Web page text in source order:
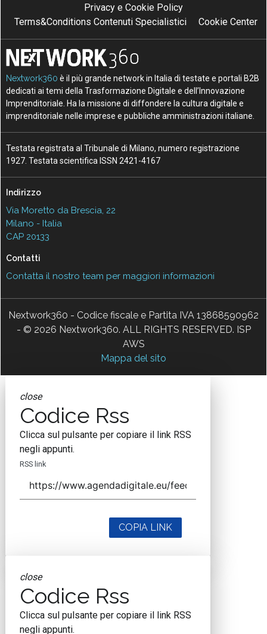
Privacy e Cookie Policy
Terms&Conditions Contenuti Specialistici
Cookie Center
Nextwork360 è il più grande network in Italia di testate e portali B2B
dedicati ai temi della Trasformazione Digitale e dell’Innovazione
Imprenditoriale. Ha la missione di diffondere la cultura digitale e
imprenditoriale nelle imprese e pubbliche amministrazioni italiane.
Testata registrata al Tribunale di Milano, numero registrazione
1927. Testata scientifica ISSN 2421-4167
Indirizzo
Via Moretto da Brescia, 22
Milano - Italia
CAP 20133
Contatti
Contatta il nostro team per maggiori informazioni
Nextwork360 - Codice fiscale e Partita IVA 13868590962
- © 2026 Nextwork360. ALL RIGHTS RESERVED. ISP
AWS
Mappa del sito
close
Codice Rss
Clicca sul pulsante per copiare il link RSS
negli appunti.
RSS link
COPIA LINK
close
Codice Rss
Clicca sul pulsante per copiare il link RSS
negli appunti.